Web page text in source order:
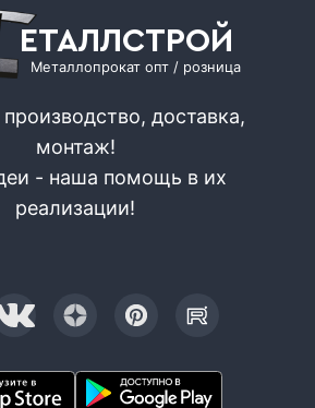
ЕТАЛЛСТРОЙ
Металлопрокат опт / розница
доставка,
монтаж!
- наша помощь в их
реализации!